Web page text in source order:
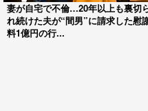
妻が自宅で不倫…20年以上も裏切
れ続けた夫が“間男”に請求した慰
料1億円の行...